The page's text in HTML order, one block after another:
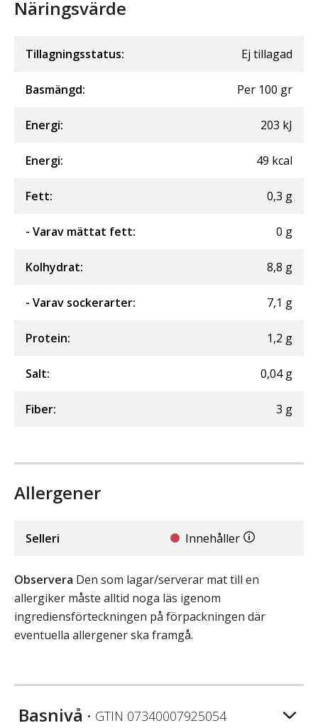
Näringsvärde
Tillagningsstatus: Ej tillagad
Basmängd: Per 100 gr
Energi: 203 kJ
Energi: 49 kcal
Fett: 0,3 g
- Varav mättat fett: 0 g
Kolhydrat: 8,8 g
- Varav sockerarter: 7,1 g
Protein: 1,2 g
Salt: 0,04 g
Fiber: 3 g
Allergener
Selleri Innehåller
Observera Den som lagar/serverar mat till en
allergiker måste alltid noga läs igenom
ingrediensförteckningen på förpackningen där
eventuella allergener ska framgå.
Basnivå • GTIN 07340007925054